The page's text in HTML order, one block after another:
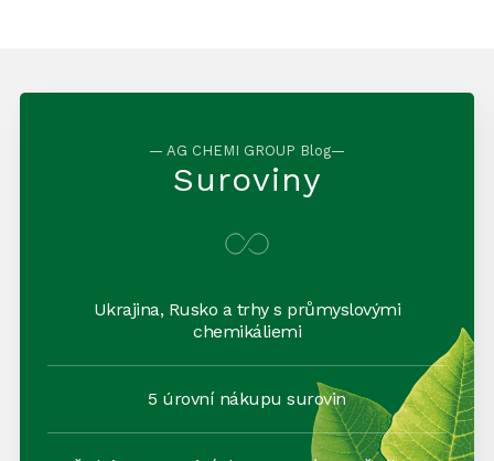
— AG CHEMI GROUP Blog—
Suroviny
Ukrajina, Rusko a trhy s průmyslovými
chemikáliemi
5 úrovní nákupu surovin